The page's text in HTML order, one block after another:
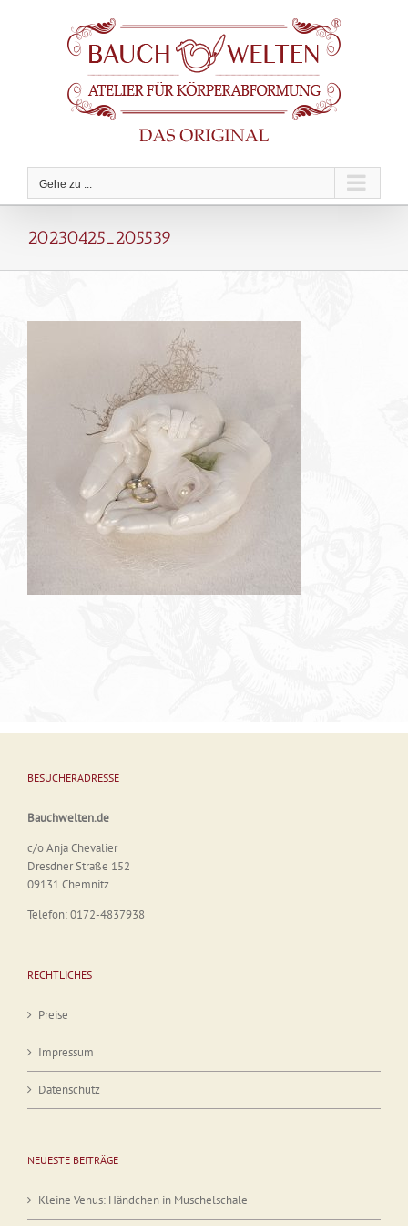
Gehe zu ...
20230425_205539
BESUCHERADRESSE
Bauchwelten.de
c/o Anja Chevalier
Dresdner Straße 152
09131 Chemnitz
Telefon: 0172-4837938
RECHTLICHES
Preise
Impressum
Datenschutz
NEUESTE BEITRÄGE
Kleine Venus: Händchen in Muschelschale